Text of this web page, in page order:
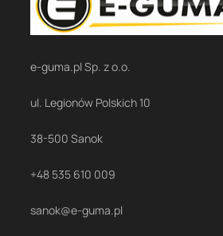
e-guma.pl Sp. z o.o.
ul. Legionów Polskich 10
38-500 Sanok
+48 535 610 009
sanok@e-guma.pl